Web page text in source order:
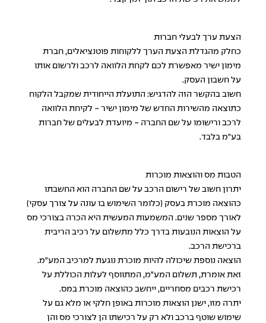
הצעת ערך לבעלי חברות
כחלק מהגדלת הצעת הערך ללקוחות פוטנציאלים, חברת
מימון ישיר מאפשרת לכם לקחת הלוואה לרכב ולרשום אותו
על חשבון העסק.
חשוב בהקשר הזה להדגיש: התועלת הייחודית שמקבל הלקוח
כתוצאה מהשירות החדש של מימון ישיר - לקיחת הלוואה
לרכב ורישומו על שם החברה - מיועדת לבעלים של חברות
בע"מ בלבד.
הטבות מס והוצאות מוכרות
יתרון חשוב של רישום הרכב על שם החברה הוא החשבתו
כהוצאה מוכרת בעסק (כלומר השימוש בו עונה על צורך עסקי)
לאורך מספר שנים. המשמעות המעשית היא הכרה בצורכי מס
על הוצאות הנובעות בדרך כלל מתשלום על רכיב הריבית
ברכישת הרכב.
הוצאה נוספת שיכולה להיות מוכרת נוגעת למרכיב המע"מ.
זאת אומרת, תשלום המע"מ, המתווסף לעלות הכוללת על
רכישת רכבים מסחריים, ייחשב כהוצאה מוכרת במס.
יתרה מזו, ישנן הוצאות מוכרות באופן חלקי או מלא גם על
שימוש שוטף ברכב ולא רק על רכישתו הן לצורכי מס והן